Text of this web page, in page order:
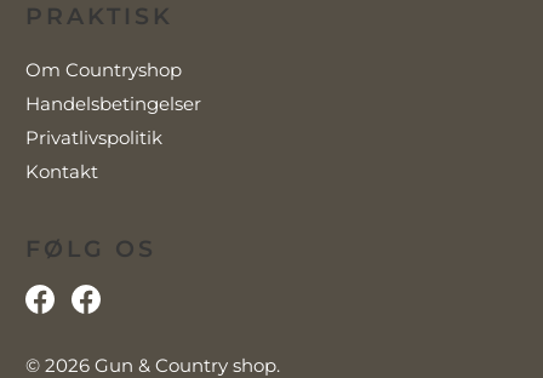
PRAKTISK
Om Countryshop
Handelsbetingelser
Privatlivspolitik
Kontakt
FØLG OS
© 2026Gun & Country shop.